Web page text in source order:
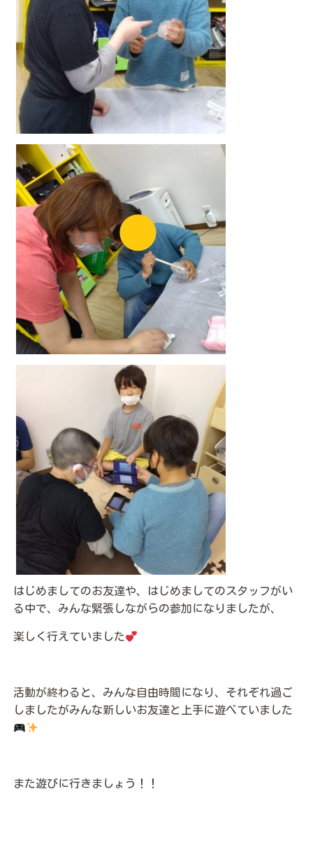
はじめましてのお友達や、はじめましてのスタッフがい
る中で、みんな緊張しながらの参加になりましたが、
楽しく行えていました
活動が終わると、みんな自由時間になり、それぞれ過ご
しましたがみんな新しいお友達と上手に遊べていました
また遊びに行きましょう！！